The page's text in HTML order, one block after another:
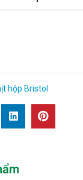
hộp Bristol